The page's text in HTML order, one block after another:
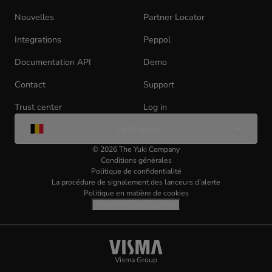
new
Nouvelles
Partner Locator
Integrations
Peppol
Documentation API
Demo
Contact
Support
Trust center
Log in
tab)
langue
© 2026The Yuki Company
Conditions générales
Politique de confidentialité
La procédure de signalement des lanceurs d’alerte
Politique en matière de cookies
Visma
(opens
Visma Group